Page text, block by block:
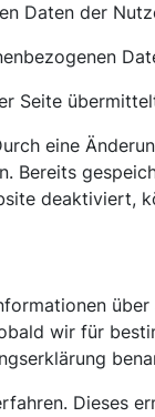
Daten der
Seite
eine
Bereits
deaktiviert,
wir für
Dieses